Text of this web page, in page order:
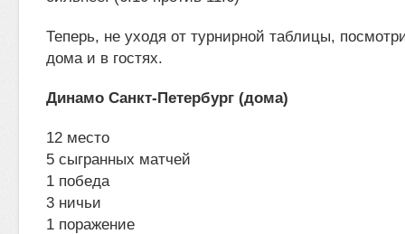
Теперь, не уходя от турнирной таблицы,
дома и в гостях.
Динамо Санкт-Петербург (дома)
12 место
5 сыгранных матчей
1 победа
3 ничьи
1 поражение